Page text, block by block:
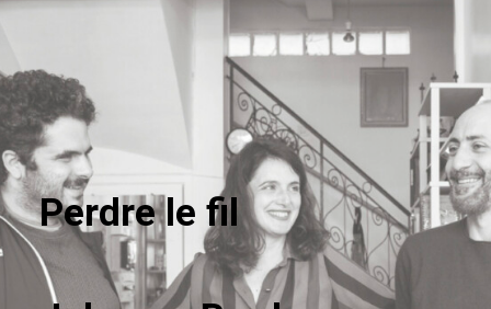
Perdre le fil